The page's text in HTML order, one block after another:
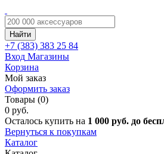
Найти
+7 (383) 383 25 84
Вход Магазины
Корзина
Мой заказ
Оформить заказ
Товары (0)
0 руб.
Осталось купить на 1 000 руб. до
Вернуться к покупкам
Каталог